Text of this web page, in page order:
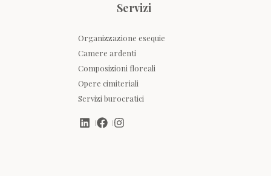
Servizi
Organizzazione esequie
Camere ardenti
Composizioni floreali
Opere cimiteriali
Servizi burocratici